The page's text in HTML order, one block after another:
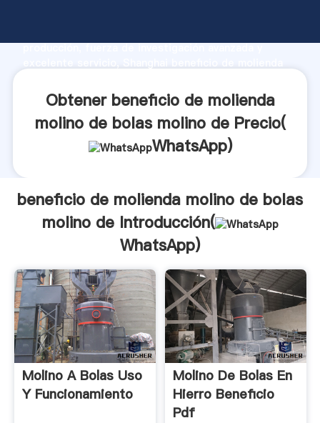
producción, fuerza de investigación avanzada y
aporta valores a todos los clientes.
Obtener beneficio de molienda
molino de bolas molino de Precio(
WhatsApp)
beneficio de molienda molino de bolas
molino de Introducción(
WhatsApp)
Molino A Bolas Uso
Y Funcionamiento
Molino De Bolas En
Hierro Beneficio
Pdf